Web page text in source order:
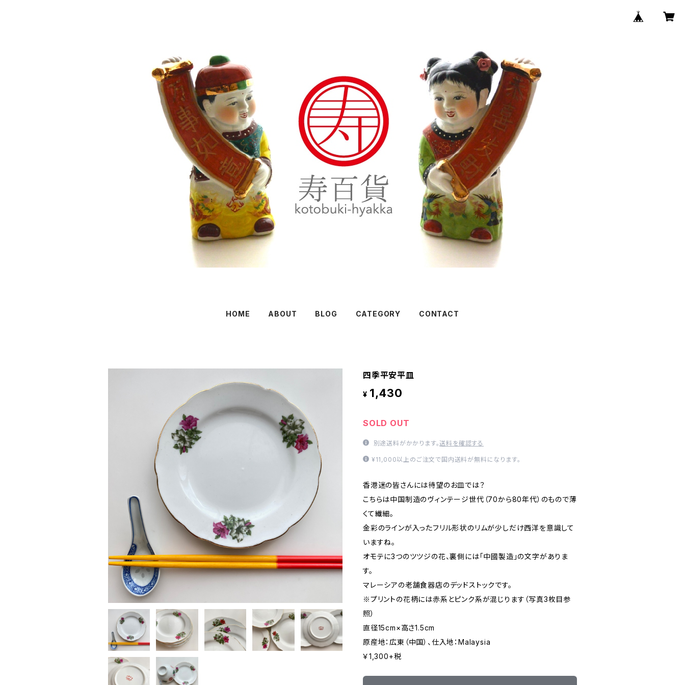
HOME ABOUT BLOG CATEGORY CONTACT
四季平安平皿
¥ 1,430
SOLD OUT
別途送料がかかります。送料を確認する
¥11,000以上のご注文で国内送料が無料になります。
香港迷の皆さんには待望のお皿では？
こちらは中国制造のヴィンテージ世代（70から80年代）のもので薄
くて繊細。
金彩のラインが入ったフリル形状のリムが少しだけ西洋を意識して
いますね。
オモテに3つのツツジの花、裏側には「中國製造」の文字がありま
す。
マレーシアの老舗食器店のデッドストックです。
※プリントの花柄には赤系とピンク系が混じります（写真3枚目参
照）
直径15cm×高さ1.5cm
原産地：広東（中国）、仕入地：Malaysia
￥1,300+税